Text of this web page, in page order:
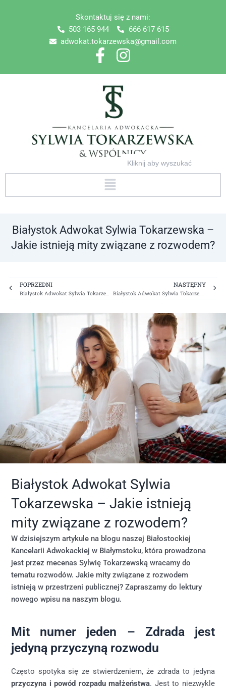
Skontaktuj się z nami:
503 165 944
666 617 615
adwokat.tokarzewska@gmail.com
Menu
Search
for:
Białystok Adwokat Sylwia Tokarzewska –
Jakie istnieją mity związane z rozwodem?
PrevPOPRZEDNI
Białystok Adwokat Sylwia Tokarzewska – Wieczny student, a alimenty
NASTĘPNY
Białystok Adwokat Sylwia Tokarzewska – Czym jest separacja w Polskim prawie?
Białystok Adwokat Sylwia
Tokarzewska – Jakie istnieją
mity związane z rozwodem?
W dzisiejszym artykule na blogu naszej Białostockiej
Kancelarii Adwokackiej w Białymstoku, która prowadzona
jest przez mecenas Sylwię Tokarzewską wracamy do
tematu rozwodów. Jakie mity związane z rozwodem
istnieją w przestrzeni publicznej? Zapraszamy do lektury
nowego wpisu na naszym blogu.
Mit numer jeden – Zdrada jest
jedyną przyczyną rozwodu
Często spotyka się ze stwierdzeniem, że zdrada to jedyna
przyczyna i powód rozpadu małżeństwa. Jest to niezwykle